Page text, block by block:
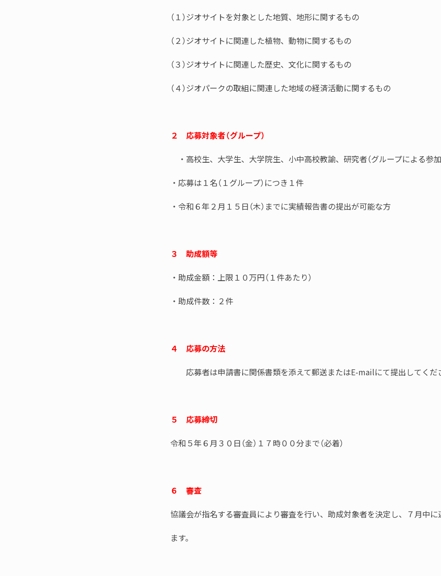
（１）ジオサイトを対象とした地質、地形に関するもの
（２）ジオサイトに関連した植物、動物に関するもの
（３）ジオサイトに関連した歴史、文化に関するもの
（４）ジオパークの取組に関連した地域の経済活動に関するもの
２ 応募対象者（グループ）
・高校生、大学生、大学院生、小中高校教諭、研究者（グループによる参加
・応募は１名（１グループ）につき１件
・令和６年２月１５日（木）までに実績報告書の提出が可能な方
３ 助成額等
・助成金額：上限１０万円（１件あたり）
・助成件数：２件
４ 応募の方法
応募者は申請書に関係書類を添えて郵送またはE-mailにて提出してくだ
５ 応募締切
令和５年６月３０日（金）１７時００分まで（必着）
６ 審査
協議会が指名する審査員により審査を行い、助成対象者を決定し、７月中に
ます。